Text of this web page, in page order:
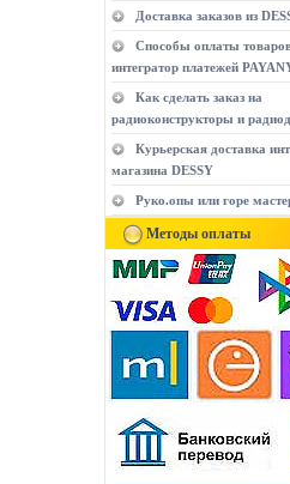
Доставка заказов из
Способы оплаты
интегратор платежей
Как сделать заказ на
радиоконструкторы и
Курьерская доставка
магазина DESSY
Руко.опы или горе
Методы оплаты